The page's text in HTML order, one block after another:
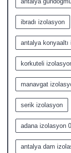
ibradı izolasyon
antalya konyaaltı
korkuteli
manavgat
serik izolasyon
adana izolasyon
antalya dam